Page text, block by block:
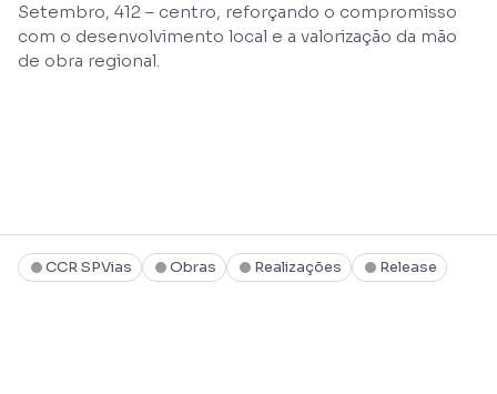
Setembro, 412 – centro, reforçando o compromisso
com o desenvolvimento local e a valorização da mão
de obra regional.
CCR SPVias Obras Realizações Release